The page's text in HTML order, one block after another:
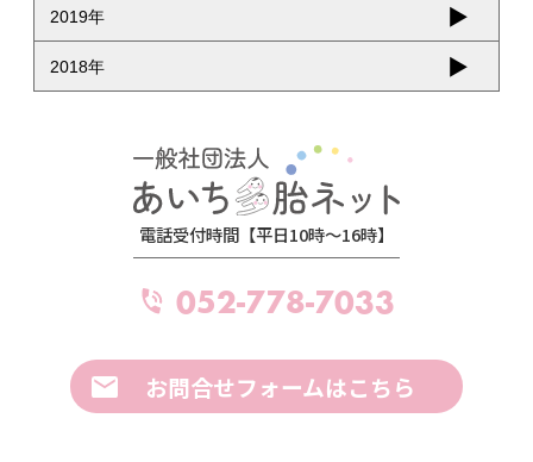
2019年
2018年
電話受付時間【平日10時～16時】
052-778-7033
お問合せフォームはこちら